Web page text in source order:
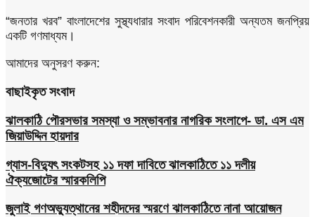
“জনতার খরব” বাংলাদেশের সুস্থ্যধারার সংবাদ পরিবেশনকারী অন্যতম জনপ্রিয়
একটি গণমাধ্যম।
আমাদের অনুসরণ করুন:
বাছাইকৃত সংবাদ
ঝালকাঠি পৌরসভার সমস্যা ও সম্ভাবনার নাগরিক সংলাপে- ডা. এস এম
জিয়াউদ্দিন হায়দার
গ্যাস-বিদ্যুৎ সংকটসহ ১১ দফা দাবিতে ঝালকাঠিতে ১১ দলীয়
ঐক্যজোটের স্মারকলিপি
জুলাই গণঅভ্যুত্থানের শহীদদের স্মরণে ঝালকাঠিতে নানা আয়োজন